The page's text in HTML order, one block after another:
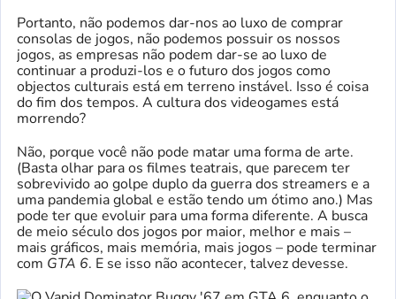
Portanto, não podemos dar-nos ao luxo de comprar
consolas de jogos, não podemos possuir os nossos
jogos, as empresas não podem dar-se ao luxo de
continuar a produzi-los e o futuro dos jogos como
objectos culturais está em terreno instável. Isso é coisa
do fim dos tempos. A cultura dos videogames está
morrendo?
Não, porque você não pode matar uma forma de arte.
(Basta olhar para os filmes teatrais, que parecem ter
sobrevivido ao golpe duplo da guerra dos streamers e a
uma pandemia global e estão tendo um ótimo ano.) Mas
pode ter que evoluir para uma forma diferente. A busca
de meio século dos jogos por maior, melhor e mais –
mais gráficos, mais memória, mais jogos – pode terminar
com GTA 6. E se isso não acontecer, talvez devesse.